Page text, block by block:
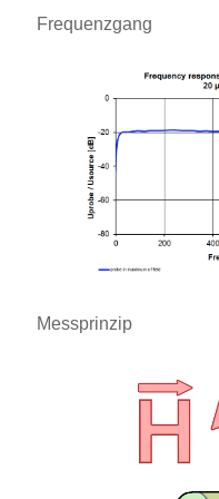
Frequenzgang
Messprinzip